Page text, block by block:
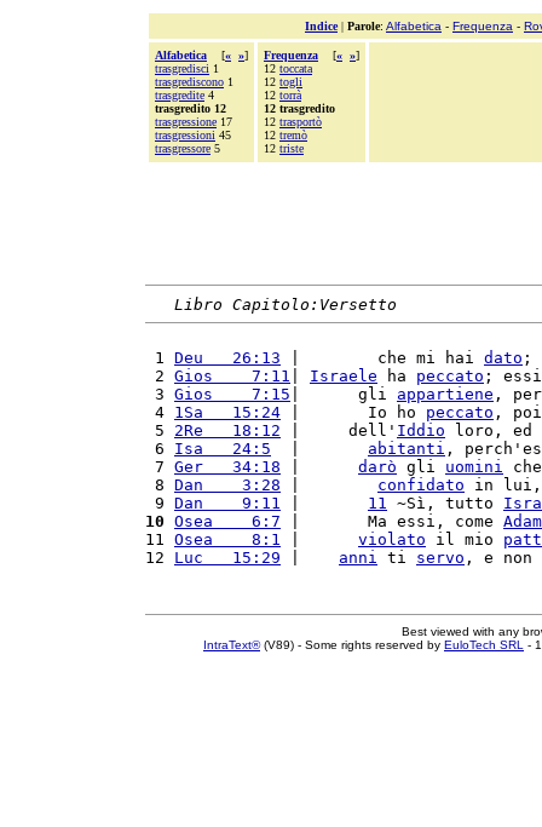
Indice| Parole: Alfabetica - Frequenza -
Alfabetica [« »]
trasgredisci 1
trasgrediscono 1
trasgredite 4
trasgredito 12
trasgressione 17
trasgressioni 45
trasgressore 5
Frequenza [« »]
12 toccata
12 togli
12 torrà
12 trasgredito
12 trasportò
12 tremò
12 triste
Libro Capitolo:Versetto
1 Deu   26:13 |        che mi hai dato ;
2 Gios    7:11 Israele ha peccato ;
3 Gios    7:15 |      gli appartiene ,
4 1Sa   15:24 |       Io ho peccato ,
5 2Re   18:12 |     dell' Iddio loro, ed
6 Isa   24:5 abitanti ,
7 Ger   34:18 darò gli uomini
8 Dan    3:28 confidato in lui,
9 Dan    9:11 11 ~Sì, tutto
10 Osea    6:7 |       Ma essi, come
11 Osea    8:1 violato il mio
12 Luc   15:29 anni ti servo , e non
Best viewed with any
IntraText®(V89) - Some rights reserved by EuloTech SRL -